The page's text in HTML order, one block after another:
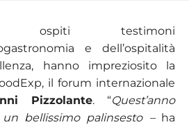
testimoni
e dell’ospitalità
hanno impreziosito la
il forum internazionale
Pizzolante. “Quest’anno
bellissimo palinsesto – ha